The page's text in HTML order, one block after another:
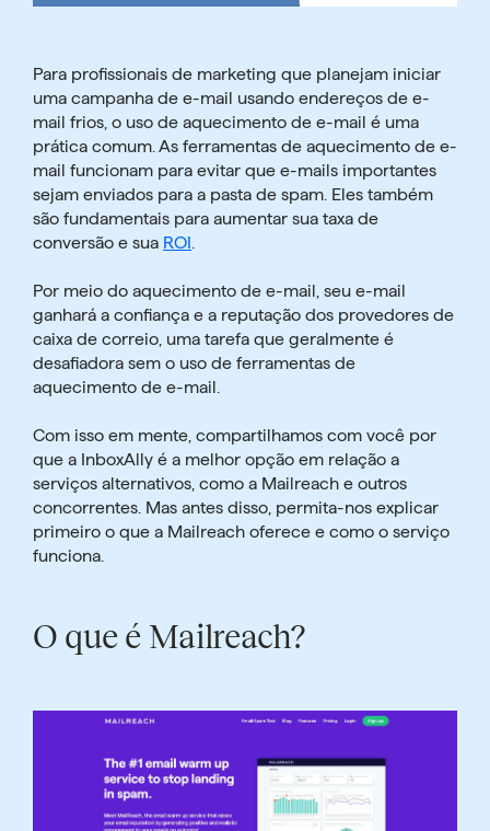
Para profissionais de marketing que planejam iniciar
uma campanha de e-mail usando endereços de e-
mail frios, o uso de aquecimento de e-mail é uma
prática comum. As ferramentas de aquecimento de e-
mail funcionam para evitar que e-mails importantes
sejam enviados para a pasta de spam. Eles também
são fundamentais para aumentar sua taxa de
conversão e sua ROI
Por meio do aquecimento de e-mail, seu e-mail
ganhará a confiança e a reputação dos provedores de
caixa de correio, uma tarefa que geralmente é
desafiadora sem o uso de ferramentas de
aquecimento de e-mail.
Com isso em mente, compartilhamos com você por
que a InboxAlly é a melhor opção em relação a
serviços alternativos, como a Mailreach e outros
concorrentes. Mas antes disso, permita-nos explicar
primeiro o que a Mailreach oferece e como o serviço
funciona.
O que é Mailreach?